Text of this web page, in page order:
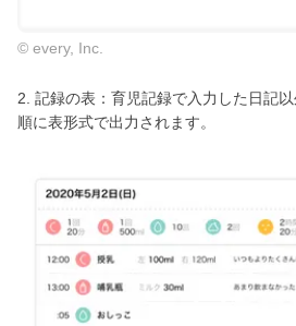
© every, Inc.
2. 記録の表：育児記録で入力した日記
順に表形式で出力されます。